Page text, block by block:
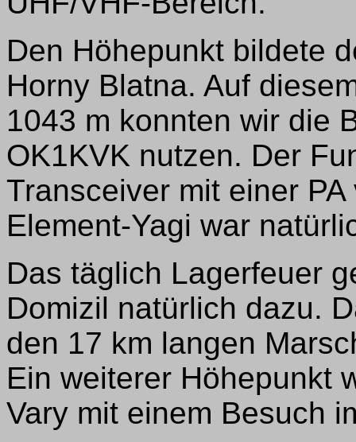
Den Höhepunkt bildete
Horny Blatna. Auf
1043 m konnten wir die
OK1KVK nutzen. Der
Transceiver mit einer
Element-Yagi war
Das täglich Lagerfeuer
Domizil natürlich dazu.
den 17 km langen
Ein weiterer Höhepunkt
Vary mit einem Besuch